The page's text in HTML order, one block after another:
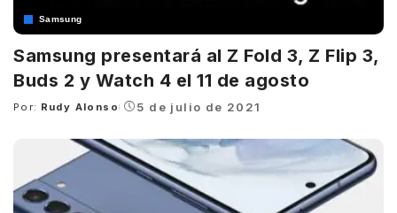
Samsung
Samsung presentará al Z Fold 3, Z Flip 3,
Buds 2 y Watch 4 el 11 de agosto
Posted
Por: Rudy Alonso 5 de julio de 2021